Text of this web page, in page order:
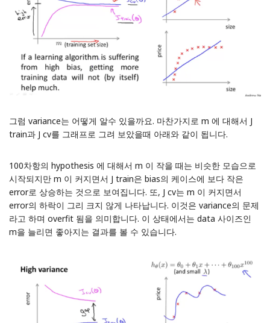
그럼 variance는 어떻게 알수 있을까요. 마찬가지로 m 에 대해서 J
train과 J cv를 그래프로 그려 보았을때 아래와 같이 됩니다.
100차항의 hypothesis 에 대해서 m 이 작을 때는 비슷한 모습으로
시작되지만 m 이 커지면서 J train은 bias의 케이스에 보다 작은
error로 상승하는 것으로 보여집니다. 또, J cv는 m 이 커지면서
error의 하락이 그리 크지 않게 나타납니다. 이것은 variance의 문제
라고 하며 overfit 됨을 의미합니다. 이 상태에서는 data 사이즈인
m을 늘리면 좋아지는 결과를 볼 수 있습니다.